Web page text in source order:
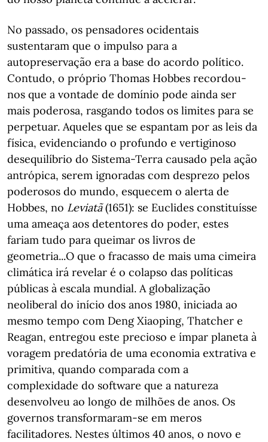
No passado, os pensadores ocidentais
sustentaram que o impulso para a
autopreservação era a base do acordo político.
Contudo, o próprio Thomas Hobbes recordou-
nos que a vontade de domínio pode ainda ser
mais poderosa, rasgando todos os limites para se
perpetuar. Aqueles que se espantam por as leis da
física, evidenciando o profundo e vertiginoso
desequilíbrio do Sistema-Terra causado pela ação
antrópica, serem ignoradas com desprezo pelos
poderosos do mundo, esquecem o alerta de
Hobbes, no Leviatã(1651): se Euclides constituísse
uma ameaça aos detentores do poder, estes
fariam tudo para queimar os livros de
geometria...O que o fracasso de mais uma cimeira
climática irá revelar é o colapso das políticas
públicas à escala mundial. A globalização
neoliberal do início dos anos 1980, iniciada ao
mesmo tempo com Deng Xiaoping, Thatcher e
Reagan, entregou este precioso e ímpar planeta à
voragem predatória de uma economia extrativa e
primitiva, quando comparada com a
complexidade do software que a natureza
desenvolveu ao longo de milhões de anos. Os
governos transformaram-se em meros
facilitadores. Nestes últimos 40 anos, o novo e